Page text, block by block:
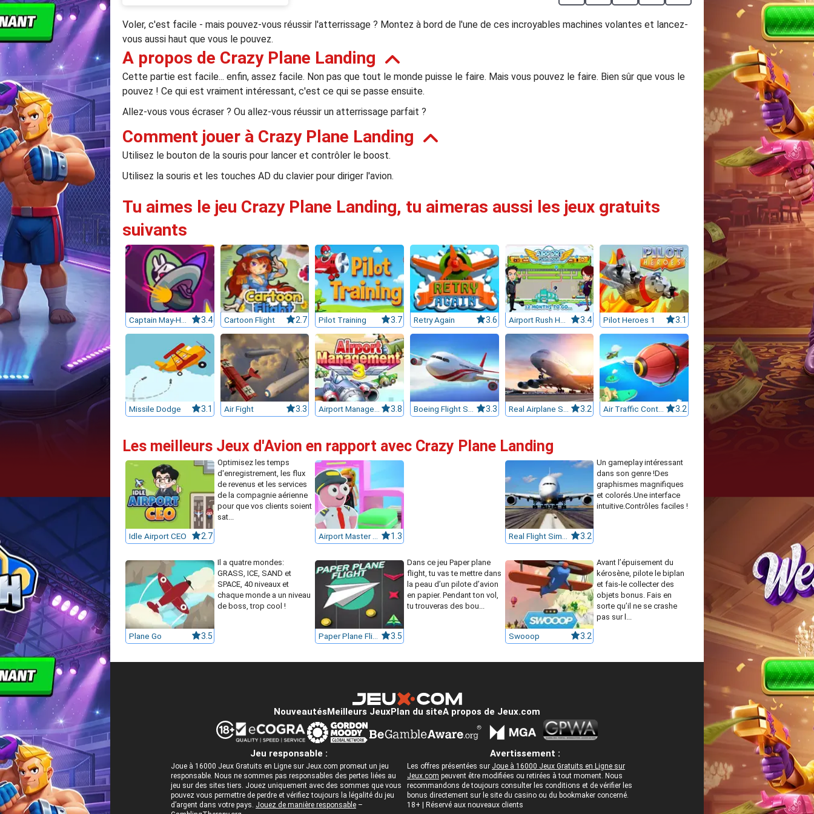
Voler, c'est facile - mais pouvez-vous réussir l'atterrissage ? Montez à bord de l'une de ces incroyables machines volantes et lancez-
vous aussi haut que vous le pouvez.
A propos de Crazy Plane Landing
Cette partie est facile... enfin, assez facile. Non pas que tout le monde puisse le faire. Mais vous pouvez le faire. Bien sûr que vous le
pouvez ! Ce qui est vraiment intéressant, c'est ce qui se passe ensuite.
Allez-vous vous écraser ? Ou allez-vous réussir un atterrissage parfait ?
Comment jouer à Crazy Plane Landing
Utilisez le bouton de la souris pour lancer et contrôler le boost.
Utilisez la souris et les touches AD du clavier pour diriger l'avion.
Tu aimes le jeu Crazy Plane Landing, tu aimeras aussi les jeux gratuits
suivants
Captain May-Ham VS The Bunny Invaders 12410 3.4 Cartoon Flight 2.7 Pilot Training 3.7 Retry Again 3.6 Airport Rush Hour 3.4 Pilot Heroes 1 3.1
Missile Dodge 3.1 Air Fight 3.3 Airport Management 3 3.8 Boeing Flight Simulator 3D 3.3 Real Airplane Simulator 3.2 Air Traffic Controller 3.2
Les meilleurs Jeux d'Avion en rapport avec Crazy Plane Landing
Idle Airport CEO 2.7
Optimisez les temps
d'enregistrement, les flux
de revenus et les services
de la compagnie aérienne
pour que vos clients soient
sat...
1.3 3.2
Un gameplay intéressant
dans son genre !Des
graphismes magnifiques
et colorés.Une interface
intuitive.Contrôles faciles !
Plane Go 3.5
Il a quatre mondes:
GRASS, ICE, SAND et
SPACE, 40 niveaux et
chaque monde a un niveau
de boss, trop cool !
3.5
Dans ce jeu Paper plane
flight, tu vas te mettre dans
la peau d’un pilote d’avion
en papier. Pendant ton vol,
tu trouveras des bou...
Swooop 3.2
Avant l’épuisement du
kérosène, pilote le biplan
et fais-le collecter des
objets bonus. Fais en
sorte qu’il ne se crashe
pas sur l...
Nouveautés Meilleurs JeuxPlan du siteA propos de Jeux.com
Jeu responsable :
Joue à 16000 Jeux Gratuits en Ligne sur Jeux.com promeut un jeu
responsable. Nous ne sommes pas responsables des pertes liées au
jeu sur des sites tiers. Jouez uniquement avec des sommes que vous
pouvez vous permettre de perdre et vérifiez toujours la légalité du jeu
d’argent dans votre pays. Jouez de manière responsable –
Avertissement :
Les offres présentées sur Joue à 16000 Jeux Gratuits en Ligne sur
Jeux.com peuvent être modifiées ou retirées à tout moment. Nous
recommandons de toujours consulter les conditions et de vérifier les
bonus directement sur le site du casino ou du bookmaker concerné.
18+ | Réservé aux nouveaux clients